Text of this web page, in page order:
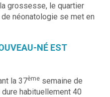
grossesse, le quartier
néonatologie se met en
NÉ EST
la 37ème semaine de
habituellement 40